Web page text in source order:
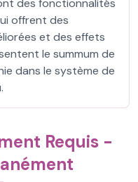
des fonctionnalités
offrent des
et des effets
le summum de
dans le système de
Requis -